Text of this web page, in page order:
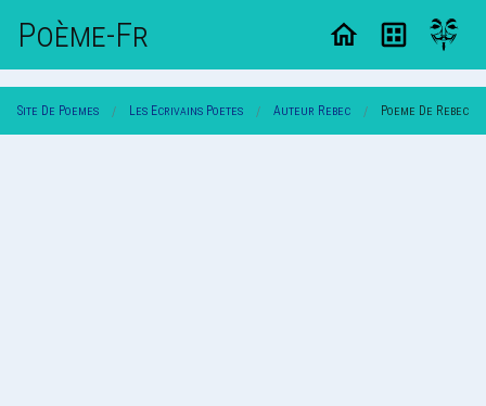
Poème-Fr
Site De Poemes Les Ecrivains Poetes Auteur Rebec Poeme De Rebec